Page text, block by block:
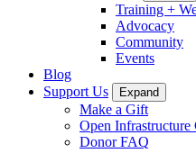
Training +
Advocacy
Community
Events
Blog
Support Us
Expand
Make a Gift
Open Infrastructure
Donor FAQ